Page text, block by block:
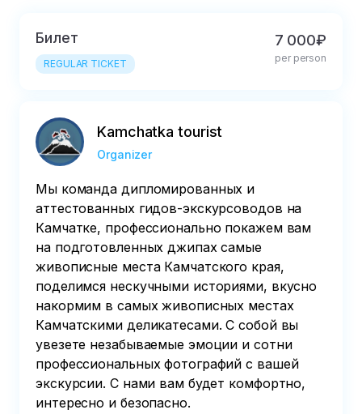
Билет
REGULAR TICKET
7 000₽
per person
Kamchatka tourist
Organizer
Мы команда дипломированных и
аттестованных гидов-экскурсоводов на
Камчатке, профессионально покажем вам
на подготовленных джипах самые
живописные места Камчатского края,
поделимся нескучными историями, вкусно
накормим в самых живописных местах
Камчатскими деликатесами. С собой вы
увезете незабываемые эмоции и сотни
профессиональных фотографий с вашей
экскурсии. С нами вам будет комфортно,
интересно и безопасно.